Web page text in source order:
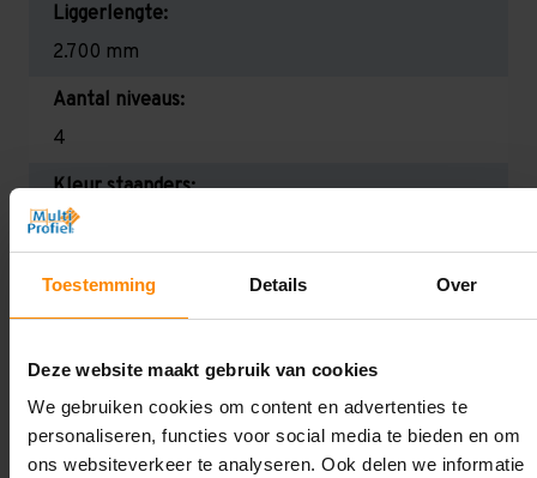
Toestemming Details Over
Deze website maakt gebruik van cookies
We gebruiken cookies om content en advertenties te
personaliseren, functies voor social media te bieden en om
ons websiteverkeer te analyseren. Ook delen we informatie
Liggerlengte:
2.700 mm
Aantal niveaus:
4
Kleur staanders:
Blauw
Draagkracht per liggerniveau:
Maximale jukbelasting:
11299 kg
Oplossing op maat nodig?